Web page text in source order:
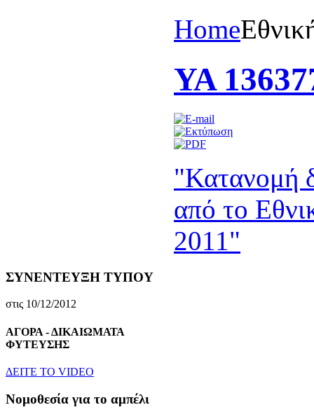
Home
ΥΑ
"Κατανομή
από το
2011"
ΣΥΝΕΝΤΕΥΞΗ ΤΥΠΟΥ
στις 10/12/2012
ΑΓΟΡΑ - ΔΙΚΑΙΩΜΑΤΑ
ΦΥΤΕΥΣΗΣ
ΔEITE TO VIDEO
Nομοθεσία για το αμπέλι